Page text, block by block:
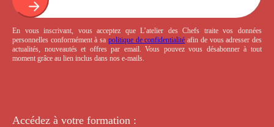
En vous inscrivant, vous acceptez que L’atelier des Chefs traite vos données
personnelles conformément à sa politique de confidentialité afin de vous adresser des
actualités, nouveautés et offres par email. Vous pouvez vous désabonner à tout
moment grâce au lien inclus dans nos e-mails.
Accédez à votre formation :